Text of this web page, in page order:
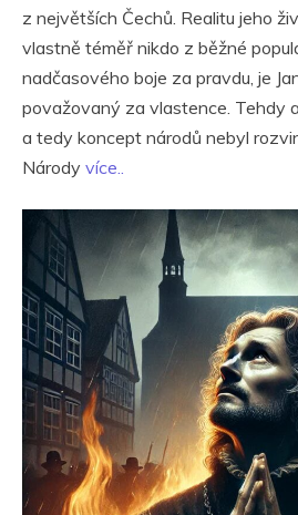
z největších Čechů. Realitu jeho
vlastně téměř nikdo z běžné
nadčasového boje za pravdu, je
považovaný za vlastence. Tehdy
a tedy koncept národů nebyl
Národy více..